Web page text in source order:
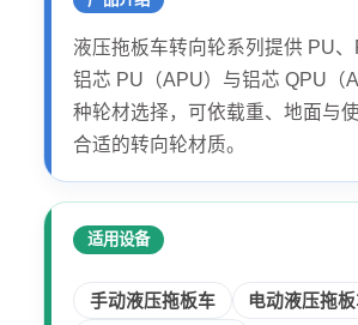
液压拖板车转向轮系列提供 PU、
铝芯 PU（APU）与铝芯 QPU（
种轮材选择，可依载重、地面与
合适的转向轮材质。
适用设备
手动液压拖板车
电动液压拖